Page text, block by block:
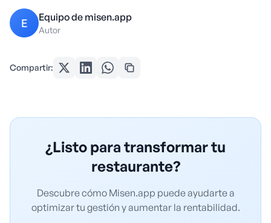
E Equipo de misen.app
Autor
Compartir:
¿Listo para transformar tu
restaurante?
Descubre cómo Misen.app puede ayudarte a
optimizar tu gestión y aumentar la rentabilidad.